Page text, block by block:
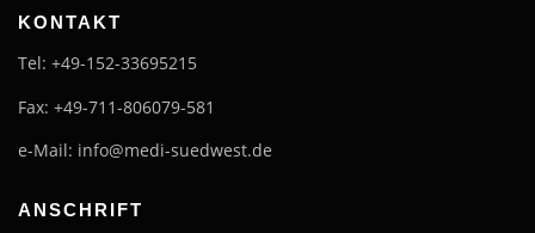
KONTAKT
Tel: +49-152-33695215
Fax: +49-711-806079-581
e-Mail: info@medi-suedwest.de
ANSCHRIFT